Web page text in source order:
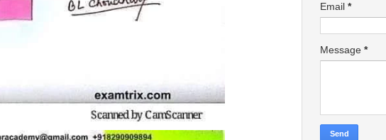
Email *
Message *